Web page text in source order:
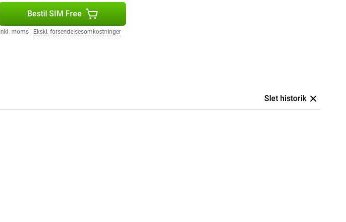
Bestil SIM Free
Inkl. moms Ekskl. forsendelsesomkostninger
Slet historik